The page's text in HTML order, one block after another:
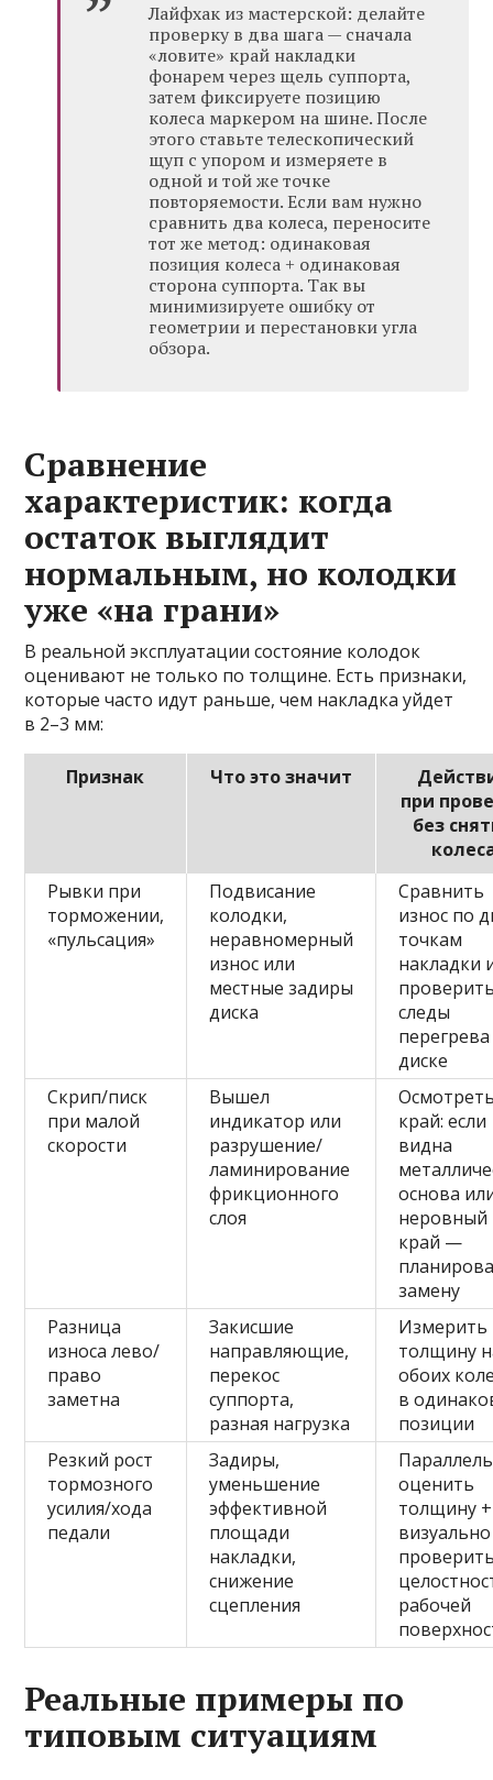
Лайфхак из мастерской: делайте
проверку в два шага — сначала
«ловите» край накладки
фонарем через щель суппорта,
затем фиксируете позицию
колеса маркером на шине. После
этого ставьте телескопический
щуп с упором и измеряете в
одной и той же точке
повторяемости. Если вам нужно
сравнить два колеса, переносите
тот же метод: одинаковая
позиция колеса + одинаковая
сторона суппорта. Так вы
минимизируете ошибку от
геометрии и перестановки угла
обзора.
Сравнение
характеристик: когда
остаток выглядит
нормальным, но колодки
уже «на грани»
В реальной эксплуатации состояние колодок
оценивают не только по толщине. Есть признаки,
которые часто идут раньше, чем накладка уйдет
в 2–3 мм:
Признак Что это значит
при
без
Рывки при
торможении,
«пульсация»
Подвисание
колодки,
неравномерный
износ или
местные задиры
диска
Сравнить
износ по
точкам
накладки
следы
диске
Скрип/писк
при малой
скорости
Вышел
индикатор или
разрушение/
ламинирование
фрикционного
слоя
край: если
видна
основа
неровный
край —
замену
Разница
износа лево/
право
заметна
Закисшие
направляющие,
перекос
суппорта,
разная нагрузка
Измерить
толщину
обоих
в
позиции
Резкий рост
тормозного
усилия/хода
педали
Задиры,
уменьшение
эффективной
площади
накладки,
снижение
сцепления
оценить
толщину +
визуально
рабочей
Реальные примеры по
типовым ситуациям